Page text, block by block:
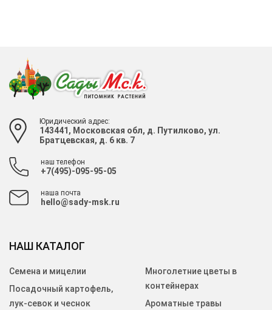
Юридический адрес:
143441, Московская обл, д. Путилково, ул.
Братцевская, д. 6 кв. 7
наш телефон
+7(495)-095-95-05
наша почта
hello@sady-msk.ru
НАШ КАТАЛОГ
Семена и мицелии
Посадочный картофель,
лук-севок и чеснок
Многолетние цветы в
контейнерах
Ароматные травы